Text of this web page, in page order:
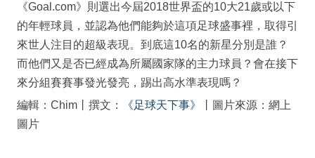
《Goal.com》則選出今屆2018世界盃的10大21歲或以下
的年輕球員，並認為他們能夠於這項足球盛事裡，取得引
來世人注目的超級表現。到底這10名的新星分別是誰？
而他們又是否已經成為所屬國家隊的主力球員？會在接下
來分組賽賽事發光發亮，踢出高水準表現嗎？
編輯：Chim丨撰文：
《足球天下事》
丨圖片來源：網上
圖片